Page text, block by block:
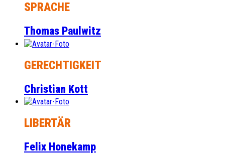
SPRACHE
Thomas Paulwitz
GERECHTIGKEIT
Christian Kott
LIBERTÄR
Felix Honekamp